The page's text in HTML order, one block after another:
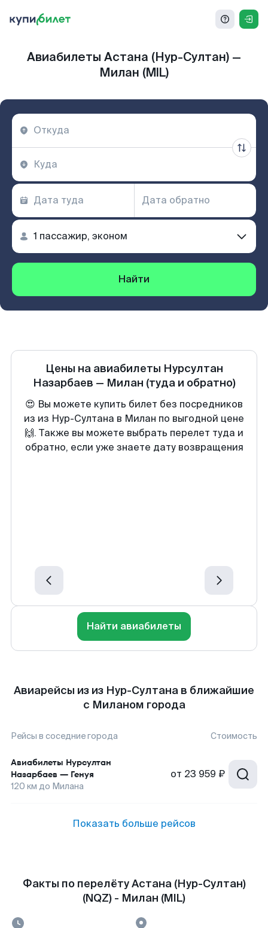
Авиабилеты Астана (Нур-Султан) —
Милан (MIL)
Найти
Цены на авиабилеты Нурсултан
Назарбаев — Милан (туда и обратно)
😍 Вы можете купить билет без посредников
из из Нур-Султана в Милан по выгодной цене
🙌. Также вы можете выбрать перелет туда и
обратно, если уже знаете дату возвращения
Найти авиабилеты
Авиарейсы из из Нур-Султана в ближайшие
с Миланом города
Рейсы в соседние города Стоимость
Авиабилеты Нурсултан
Назарбаев — Генуя
120 км до Милана
от 23 959 ₽
Показать больше рейсов
Факты по перелёту Астана (Нур-Султан)
(NQZ) - Милан (MIL)